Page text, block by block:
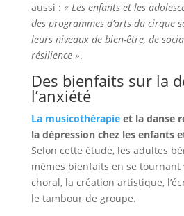
aussi : « Les enfants et les
des programmes d’arts du cirque
leurs niveaux de bien-être, de
résilience ».
Des bienfaits sur la
l’anxiété
La musicothérapieet la danse
la dépression chez les enfants
Selon cette étude, les adultes
mêmes bienfaits en se tournant
choral, la création artistique,
le tambour de groupe.